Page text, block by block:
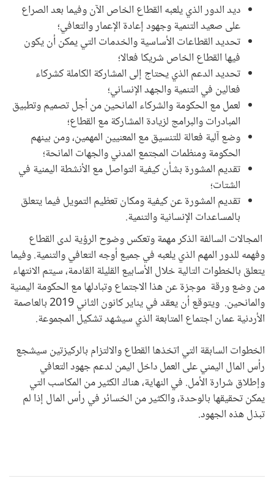
ديد الدور الذي يلعبه القطاع الخاص الآن وفيما بعد الصراع
على صعيد التنمية وجهود إعادة الإعمار والتعافي؛
تحديد القطاعات الأساسية والخدمات التي يمكن أن يكون
فيها القطاع الخاص شريكا فعالا؛
تحديد الدعم الذي يحتاج إلى المشاركة الكاملة كشركاء
فعالين في التنمية والجهد الإنساني؛
لعمل مع الحكومة والشركاء المانحين من أجل تصميم وتطبيق
المبادرات والبرامج لزيادة المشاركة مع القطاع؛
وضع آلية فعالة للتنسيق مع المعنيين المهمين، ومن بينهم
الحكومة ومنظمات المجتمع المدني والجهات المانحة؛
تقديم المشورة بشأن كيفية التواصل مع الأنشطة اليمنية في
الشتات؛
تقديم المشورة عن كيفية ومكان تعظيم التمويل فيما يتعلق
بالمساعدات الإنسانية والتنمية.
المجالات السالفة الذكر مهمة وتعكس وضوح الرؤية لدى القطاع
وفهمه للدور المهم الذي يلعبه في جميع أوجه التعافي والتنمية. وفيما
يتعلق بالخطوات التالية خلال الأسابيع القليلة القادمة، سيتم الانتهاء
من وضع ورقة موجزة عن هذا الاجتماع وتبادلها مع الحكومة اليمنية
والمانحين. ويتوقع أن يعقد في يناير كانون الثاني 2019 بالعاصمة
الأردنية عمان اجتماع المتابعة الذي سيشهد تشكيل المجموعة.
الخطوات السابقة التي اتخذها القطاع والالتزام بالركيزتين سيشجع
رأس المال اليمني على العمل داخل اليمن لدعم جهود التعافي
وإطلاق شرارة الأمل. في النهاية، هناك الكثير من المكاسب التي
يمكن تحقيقها بالوحدة، والكثير من الخسائر في رأس المال إذا لم
تبذل هذه الجهود.